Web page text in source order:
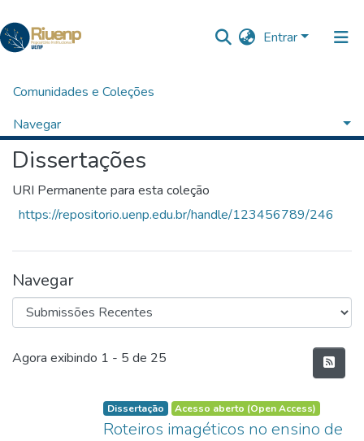
Entrar
Comunidades e Coleções
Navegar
Estatísticas
O Repositório
Início Ciências Humanas
Dissertações
URI Permanente para esta coleção
https://repositorio.uenp.edu.br/handle/123456789/246
Navegar
Submissões Recentes
Agora exibindo 1 - 5 de 25
Dissertação Acesso aberto (Open Access)
Roteiros imagéticos no ensino de